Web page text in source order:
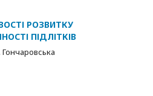
РОЗВИТКУ
ПІДЛІТКІВ